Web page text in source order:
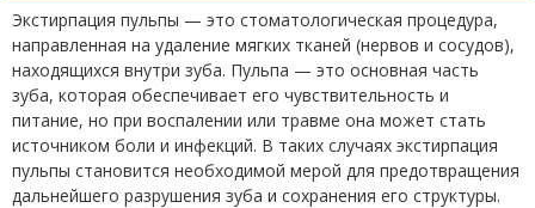
Экстирпация пульпы — это стоматологическая процедура,
направленная на удаление мягких тканей (нервов и сосудов),
находящихся внутри зуба. Пульпа — это основная часть
зуба, которая обеспечивает его чувствительность и
питание, но при воспалении или травме она может стать
источником боли и инфекций. В таких случаях экстирпация
пульпы становится необходимой мерой для предотвращения
дальнейшего разрушения зуба и сохранения его структуры.